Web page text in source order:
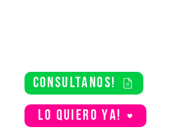
consultanos!
Lo quiero YA!